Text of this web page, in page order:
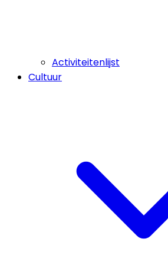
Activiteitenlijst
Cultuur